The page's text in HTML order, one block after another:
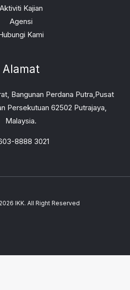
Aktiviti Kajian
Agensi
Kami
Alamat
Bangunan Perdana Putra,Pusat
Persekutuan 62502 Putrajaya,
Malaysia.
8888 3021
IKK. All Right Reserved